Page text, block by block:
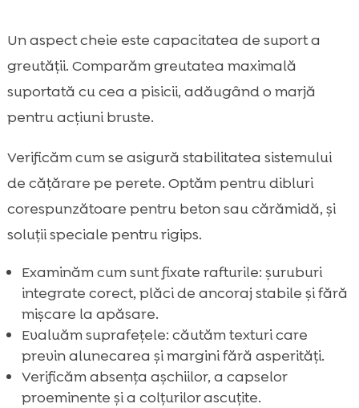
Un aspect cheie este capacitatea de suport a
greutății. Comparăm greutatea maximală
suportată cu cea a pisicii, adăugând o marjă
pentru acțiuni bruste.
Verificăm cum se asigură stabilitatea sistemului
de cățărare pe perete. Optăm pentru dibluri
corespunzătoare pentru beton sau cărămidă, și
soluții speciale pentru rigips.
Examinăm cum sunt fixate rafturile: șuruburi
integrate corect, plăci de ancoraj stabile și fără
mișcare la apăsare.
Evaluăm suprafețele: căutăm texturi care
previn alunecarea și margini fără asperități.
Verificăm absența așchiilor, a capselor
proeminente și a colțurilor ascuțite.